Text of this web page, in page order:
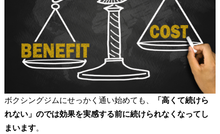
ボクシングジムにせっかく通い始めても、
「高くて続けら
れない」のでは効果を実感する前に続けられなくなってし
まいます。